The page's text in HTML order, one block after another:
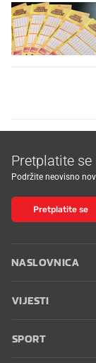
Pretplatite se
Podržite neovisno
Pretplatite se
NASLOVNICA
VIJESTI
SPORT